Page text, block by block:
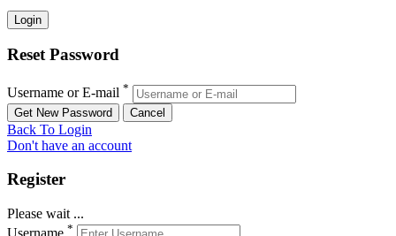
Reset Password
Username or E-mail *
Back To Login
Don't have an account
Register
Please wait ...
*